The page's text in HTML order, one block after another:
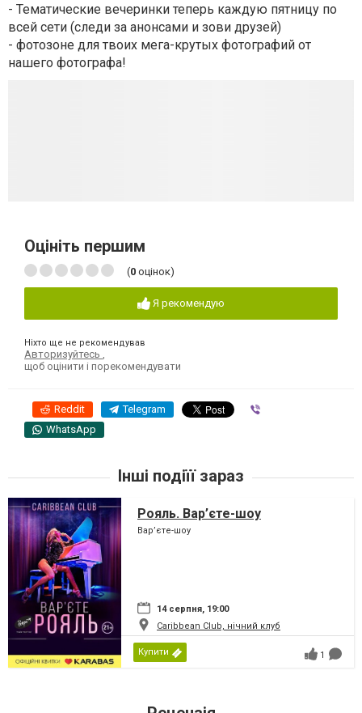
- Тематические вечеринки теперь каждую пятницу по
всей сети (следи за анонсами и зови друзей)
- фотозоне для твоих мега-крутых фотографий от
нашего фотографа!
Оцініть першим
(0 оцінок)
Я рекомендую
Ніхто ще не рекомендував
Авторизуйтесь ,
щоб оцінити і порекомендувати
Reddit Telegram
WhatsApp
Інші подіїї зараз
Рояль. Вар’єте-шоу
Вар’єте-шоу
14 серпня, 19:00
Caribbean Club, нічний клуб
Купити 1